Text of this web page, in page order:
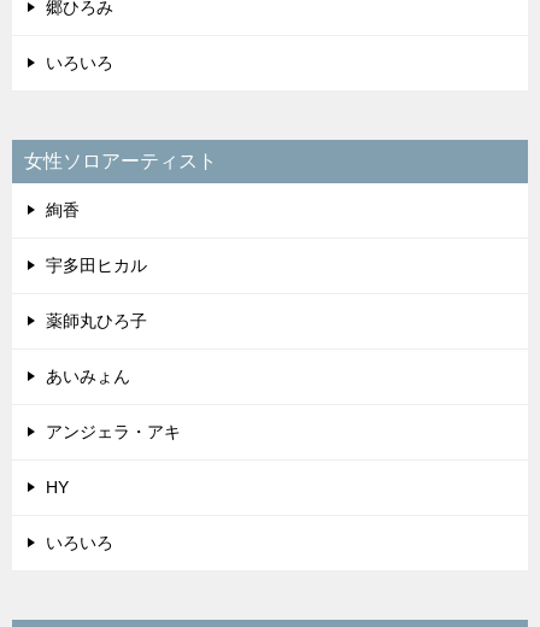
郷ひろみ
いろいろ
女性ソロアーティスト
絢香
宇多田ヒカル
薬師丸ひろ子
あいみょん
アンジェラ・アキ
HY
いろいろ